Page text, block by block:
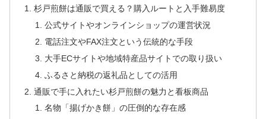
杉戸煎餅は通販で買える？購入ルートと入手難易度
公式サイトやオンラインショップの運営状況
電話注文やFAX注文という伝統的な手段
大手ECサイトや地域特産品サイトでの取り扱い
ふるさと納税の返礼品としての活用
通販で手に入れたい杉戸煎餅の魅力と看板商品
名物「揚げかき餅」の圧倒的な存在感